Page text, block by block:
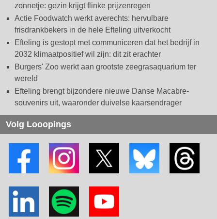
zonnetje: gezin krijgt flinke prijzenregen
Actie Foodwatch werkt averechts: hervulbare
frisdrankbekers in de hele Efteling uitverkocht
Efteling is gestopt met communiceren dat het bedrijf in
2032 klimaatpositief wil zijn: dit zit erachter
Burgers' Zoo werkt aan grootste zeegrasaquarium ter
wereld
Efteling brengt bijzondere nieuwe Danse Macabre-
souvenirs uit, waaronder duivelse kaarsendrager
Volg Looopings